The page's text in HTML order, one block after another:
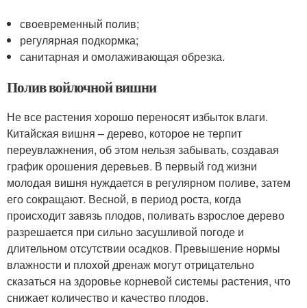
своевременный полив;
регулярная подкормка;
санитарная и омолаживающая обрезка.
Полив войлочной вишни
Не все растения хорошо переносят избыток влаги.
Китайская вишня – дерево, которое не терпит
переувлажнения, об этом нельзя забывать, создавая
график орошения деревьев. В первый год жизни
молодая вишня нуждается в регулярном поливе, затем
его сокращают. Весной, в период роста, когда
происходит завязь плодов, поливать взрослое дерево
разрешается при сильно засушливой погоде и
длительном отсутствии осадков. Превышение нормы
влажности и плохой дренаж могут отрицательно
сказаться на здоровье корневой системы растения, что
снижает количество и качество плодов.